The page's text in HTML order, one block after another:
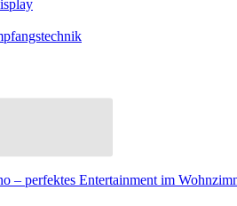
– perfektes Entertainment im